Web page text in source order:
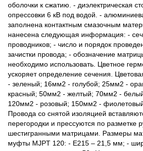
оболочки к сжатию. - диэлектрическая
опрессовки 6 кВ под водой. -
заполнена контактным смазочным
нанесена следующая информация: -
проводников; - число и порядок
зачистки провода; - обозначение
необходимо использовать. Цветное
ускоряет определение сечения.
- зеленый; 16мм2 - голубой; 25мм2 -
красный; 50мм2 - желтый; 70мм2 -
120мм2 - розовый; 150мм2 -
Провода со снятой изоляцией
перегородки и прессуются по разметке
шестигранными матрицами. Размеры
муфты MJPT 120: - Е215 – 21,5 мм; -